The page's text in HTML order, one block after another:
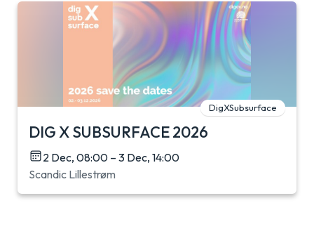
DigXSubsurface
DIG X SUBSURFACE 2026
2 Dec, 08:00 – 3 Dec, 14:00
Scandic Lillestrøm